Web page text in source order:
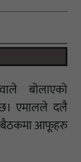
बोलाएको
एमालले दलै
बैठकमा आफूहरु